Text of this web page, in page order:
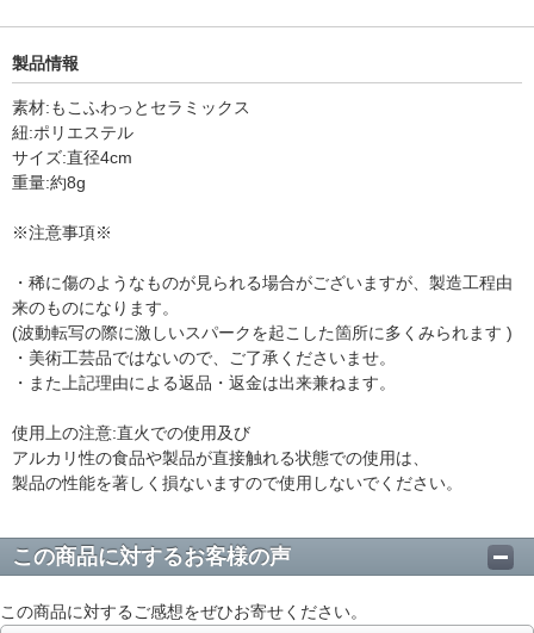
製品情報
素材:もこふわっとセラミックス
紐:ポリエステル
サイズ:直径4cm
重量:約8g
※注意事項※
・稀に傷のようなものが見られる場合がございますが、製造工程由
来のものになります。
(波動転写の際に激しいスパークを起こした箇所に多くみられます )
・美術工芸品ではないので、ご了承くださいませ。
・また上記理由による返品・返金は出来兼ねます。
使用上の注意:直火での使用及び
アルカリ性の食品や製品が直接触れる状態での使用は、
製品の性能を著しく損ないますので使用しないでください。
この商品に対するお客様の声
この商品に対するご感想をぜひお寄せください。